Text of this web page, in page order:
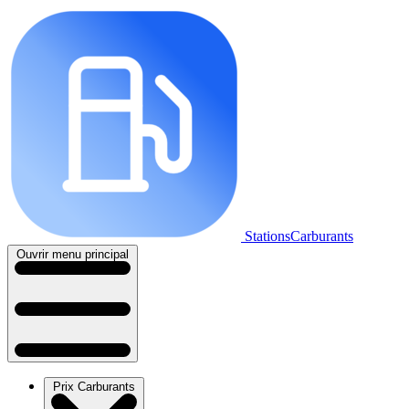
StationsCarburants
Ouvrir menu principal
Prix Carburants